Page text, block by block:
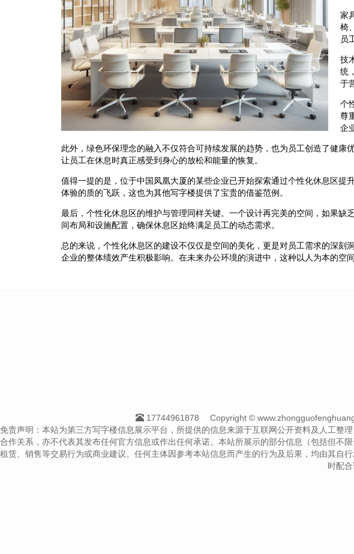
家
椅
员
技
统
于
个
尊
企
此外，绿色环保理念的融入不仅符合可持续发展的趋势，也为员工创造了健
让员工在休息时真正感受到身心的放松和能量的恢复。
值得一提的是，位于中国凤凰大厦的某些企业已开始探索通过个性化休息区
体验的质的飞跃，这也为其他写字楼提供了宝贵的借鉴范例。
最后，个性化休息区的维护与管理同样关键。一个设计再完美的空间，如果
间布局和设施配置，确保休息区始终满足员工的动态需求。
总的来说，个性化休息区的建设不仅仅是空间的美化，更是对员工需求的深
企业的整体绩效产生积极影响。在未来办公环境的演进中，这种以人为本的空
17744961878
Copyright ©
免责声明：本站为第三方写字楼信息展示平台，所提供的信息来源于互联网公开资料及人工
合作关系，亦不代表其发布任何官方信息或作出任何承诺。本站所展示的部分信息（包括但不
租赁、销售等交易行为或商业建议。任何主体因参考本站信息而产生的行为及后果，均由其自
时配